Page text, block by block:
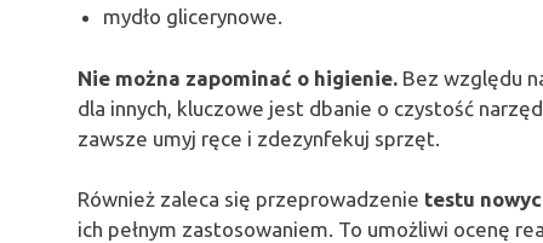
mydło glicerynowe.
Nie można zapominać o higienie. Bez względu
dla innych, kluczowe jest dbanie o czystość
zawsze umyj ręce i zdezynfekuj sprzęt.
Również zaleca się przeprowadzenie testu
ich pełnym zastosowaniem. To umożliwi ocenę